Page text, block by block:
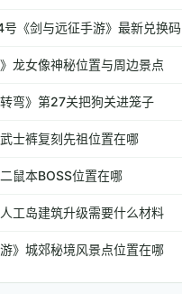
《剑与远征手游》最新兑换码
龙女像神秘位置与周边景点
转弯》第27关把狗关进笼子
武士裤复刻先祖位置在哪
鼠本BOSS位置在哪
人工岛建筑升级需要什么材料
游》城郊秘境风景点位置在哪